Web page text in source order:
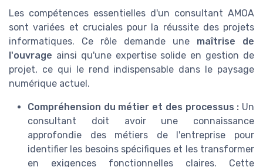
Les compétences essentielles d'un consultant AMOA
sont variées et cruciales pour la réussite des projets
informatiques. Ce rôle demande une maîtrise de
l'ouvrage ainsi qu'une expertise solide en gestion de
projet, ce qui le rend indispensable dans le paysage
numérique actuel.
Compréhension du métier et des processus : Un
consultant doit avoir une connaissance
approfondie des métiers de l'entreprise pour
identifier les besoins spécifiques et les transformer
en exigences fonctionnelles claires. Cette